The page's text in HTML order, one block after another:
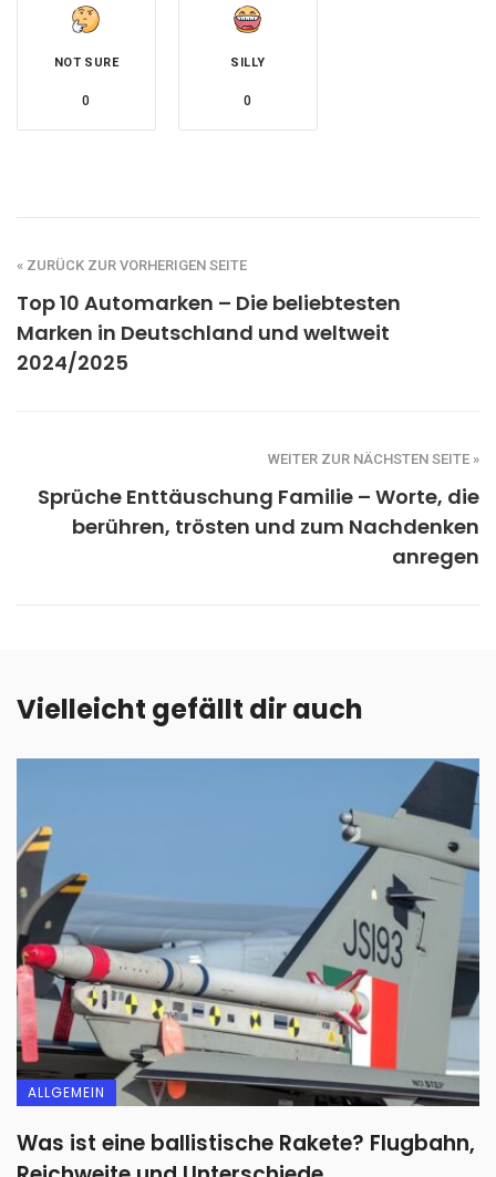
NOT SURE
0
SILLY
0
« ZURÜCK ZUR VORHERIGEN SEITE
Top 10 Automarken – Die beliebtesten
Marken in Deutschland und weltweit
2024/2025
WEITER ZUR NÄCHSTEN SEITE »
Sprüche Enttäuschung Familie – Worte, die
berühren, trösten und zum Nachdenken
anregen
Vielleicht gefällt dir auch
ALLGEMEIN
Was ist eine ballistische Rakete? Flugbahn,